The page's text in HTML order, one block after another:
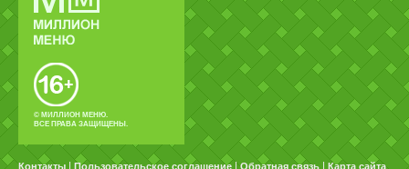
© МИЛЛИОН МЕНЮ.
ВСЕ ПРАВА ЗАЩИЩЕНЫ.
Контакты Пользовательское соглашение Обратная связь Карта сайта